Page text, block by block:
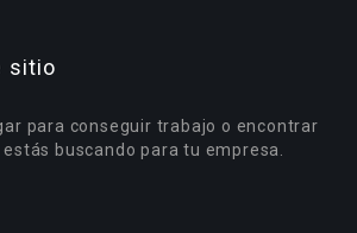
sitio
para conseguir trabajo o encontrar
estás buscando para tu empresa.